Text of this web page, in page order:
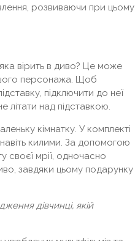
розвиваючи при цьому
вірить в диво? Це може
персонажа. Щоб
підключити до неї
літати над підставкою.
кімнатку. У комплекті
навіть килими. За допомогою
своєї мрії, одночасно
завдяки цьому подарунку
дівчинці, якій